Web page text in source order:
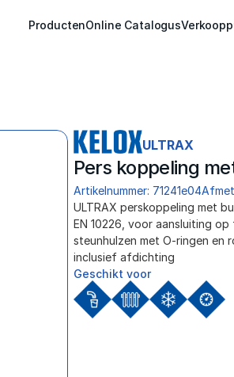
ProductenOnline Catalogus
ULTRAX
Pers koppeling
Artikelnummer: 71241e04
ULTRAX perskoppeling met
EN 10226, voor aansluiting
steunhulzen met O-ringen en
inclusief afdichting
Geschikt voor